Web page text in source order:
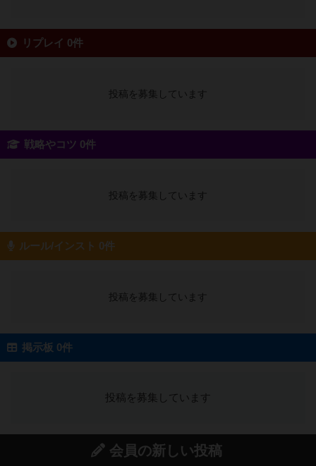
リプレイ 0件
投稿を募集しています
戦略やコツ 0件
投稿を募集しています
ルール/インスト 0件
投稿を募集しています
掲示板 0件
投稿を募集しています
会員の新しい投稿